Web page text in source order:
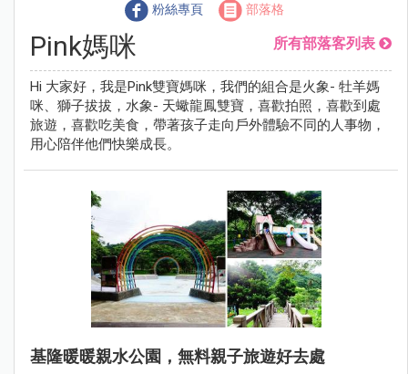
粉絲專頁 部落格
Pink媽咪 所有部落客列表
Hi 大家好，我是Pink雙寶媽咪，我們的組合是火象- 牡羊媽
咪、獅子拔拔，水象- 天蠍龍鳳雙寶，喜歡拍照，喜歡到處
旅遊，喜歡吃美食，帶著孩子走向戶外體驗不同的人事物，
用心陪伴他們快樂成長。
基隆暖暖親水公園，無料親子旅遊好去處